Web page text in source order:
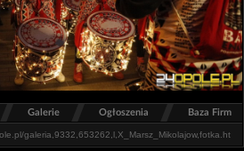
Galerie / Ogłoszenia / Baza Firm